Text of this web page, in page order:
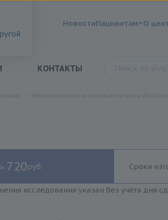
НовостиПациентам О
КОНТАКТЫ
720руб. Сроки
исследования указан без учета дня